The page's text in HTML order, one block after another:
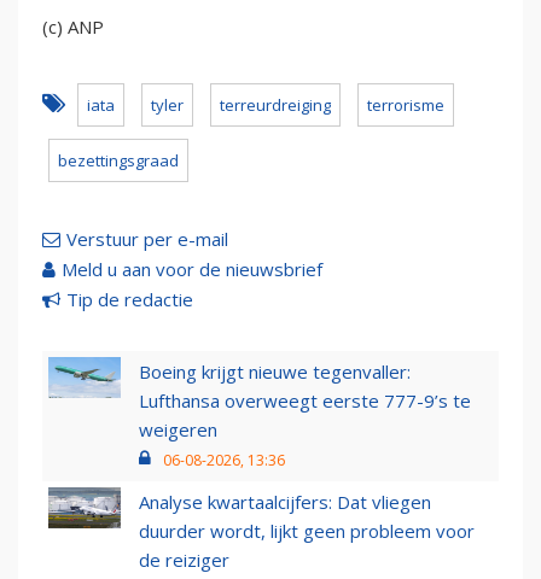
(c) ANP
iata tyler terreurdreiging terrorisme
bezettingsgraad
Verstuur per e-mail
Meld u aan voor de nieuwsbrief
Tip de redactie
Boeing krijgt nieuwe tegenvaller:
Lufthansa overweegt eerste 777-9’s te
weigeren
06-08-2026, 13:36
Analyse kwartaalcijfers: Dat vliegen
duurder wordt, lijkt geen probleem voor
de reiziger